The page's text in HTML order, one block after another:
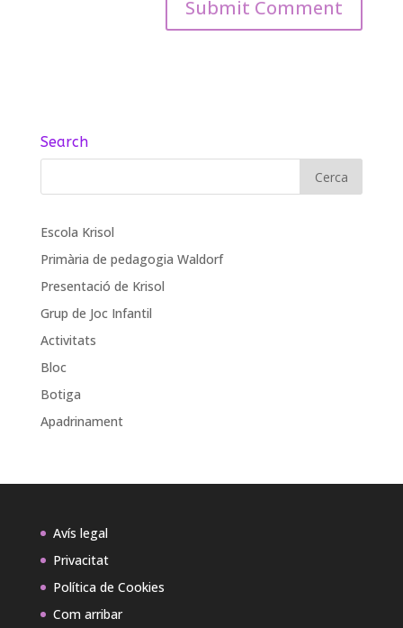
Search
Escola Krisol
Primària de pedagogia Waldorf
Presentació de Krisol
Grup de Joc Infantil
Activitats
Bloc
Botiga
Apadrinament
Avís legal
Privacitat
Política de Cookies
Com arribar